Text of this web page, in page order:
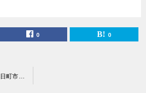
0 0
【2021年版】新潟県十日町市内のカフェ＆喫茶まとめ！